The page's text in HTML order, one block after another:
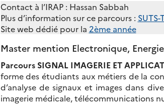
Contact à l’IRAP : Hassan Sabbah
Plus d’information sur ce parcours : SUTS-
Site web dédié pour la 2ème année
Master mention Electronique,
Parcours SIGNAL IMAGERIE ET
forme des étudiants aux métiers de la
d’analyse de signaux et images dans
imagerie médicale, télécommunications